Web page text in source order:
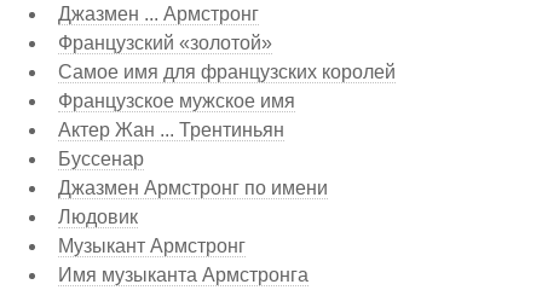
Джазмен ... Армстронг
Французский «золотой»
Самое имя для французских королей
Французское мужское имя
Актер Жан ... Трентиньян
Буссенар
Джазмен Армстронг по имени
Людовик
Музыкант Армстронг
Имя музыканта Армстронга